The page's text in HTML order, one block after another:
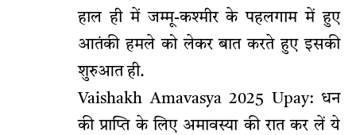
हाल ही में जम्मू-कश्मीर के पहलगाम में हुए
आतंकी हमले को लेकर बात करते हुए इसकी
शुरुआत ही.
Vaishakh Amavasya 2025 Upay: धन
की प्राप्ति के लिए अमावस्या की रात कर लें ये